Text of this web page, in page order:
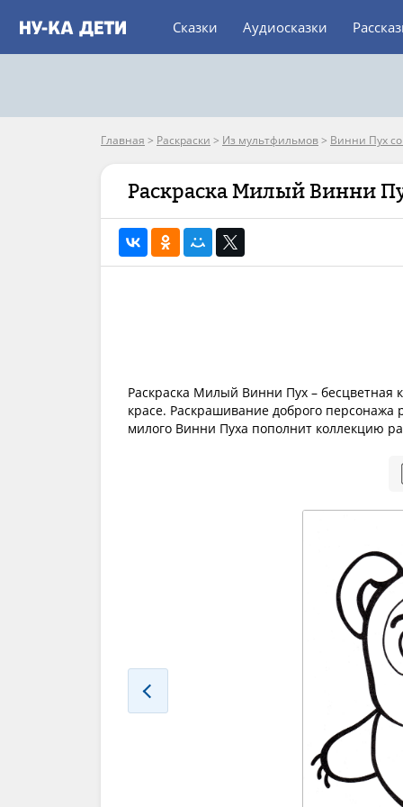
Сказки Аудиосказки
Главная > Раскраски > Из мультфильмов> Винни Пух
Раскраска Милый Винни
Раскраска Милый Винни Пух – бесцветная
красе. Раскрашивание доброго персонажа
милого Винни Пуха пополнит коллекцию